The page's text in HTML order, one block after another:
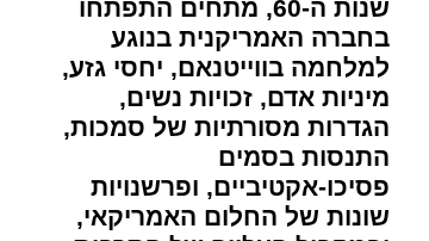
שנות ה-60, מתחים התפתחו
בחברה האמריקנית בנוגע
למלחמה בווייטנאם, יחסי גזע,
מיניות אדם, זכויות נשים,
הגדרות מסורתיות של סמכות,
התנסות בסמים
פסיכו-אקטיביים, ופרשנויות
שונות של החלום האמריקאי,